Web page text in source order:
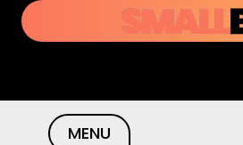
content
MENU